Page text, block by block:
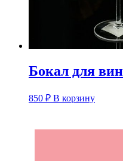
Бокал для
850 ₽ В корзину